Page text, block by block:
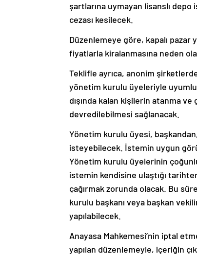
şartlarına uymayan lisanslı
cezası kesilecek.
Düzenlemeye göre, kapalı
fiyatlarla kiralanmasına neden
Teklifle ayrıca, anonim
yönetim kurulu üyeleriyle
dışında kalan kişilerin atanma
devredilebilmesi sağlanacak.
Yönetim kurulu üyesi,
isteyebilecek. İstemin uygun
Yönetim kurulu üyelerinin
istemin kendisine ulaştığı
çağırmak zorunda olacak. Bu
kurulu başkanı veya başkan
yapılabilecek.
Anayasa Mahkemesi’nin iptal
yapılan düzenlemeyle, içeriğin